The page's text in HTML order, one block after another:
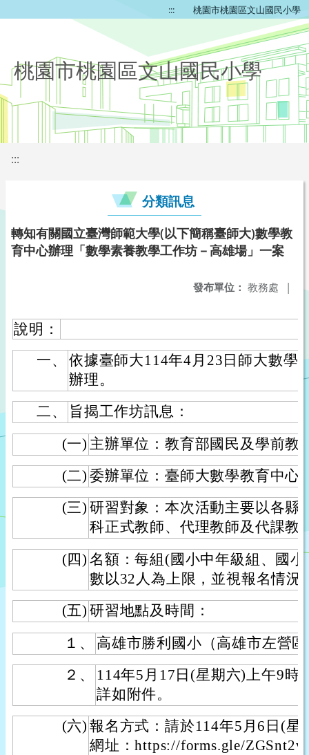
::: 桃園市桃園區文山國民小學
桃園市桃園區文山國民小學
:::
分類訊息
轉知有關國立臺灣師範大學(以下簡稱臺師大)數學教
育中心辦理「數學素養教學工作坊－高雄場」一案
發布單位： 教務處 |
說明：
一、
依據臺師大114年4月23日師大數學
辦理。
二、
旨揭工作坊訊息：
(一) 主辦單位：教育部國民及學前教
(二) 委辦單位：臺師大數學教育中心
(三) 研習對象：本次活動主要以各縣
科正式教師、代理教師及代課教
(四) 名額：每組(國小中年級組、國
數以32人為上限，並視報名情況
(五) 研習地點及時間：
１、
高雄市勝利國小（高雄市左營
２、
114年5月17日(星期六)上午9時
詳如附件。
(六) 報名方式：請於114年5月6日(星
網址：https://forms.gle/